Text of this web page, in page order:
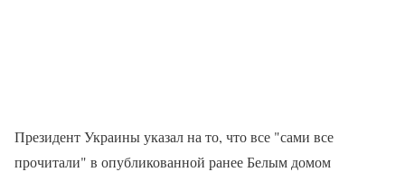
Президент Украины указал на то, что все "сами все
прочитали" в опубликованной ранее Белым домом